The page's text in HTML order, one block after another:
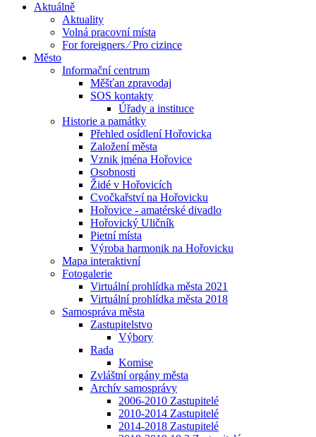
Aktuálně
Aktuality
Volná pracovní místa
For foreigners ⁄ Pro cizince
Město
Informační centrum
Měšťan zpravodaj
SOS kontakty
Úřady a instituce
Historie a památky
Přehled osídlení Hořovicka
Založení města
Vznik jména Hořovice
Osobnosti
Židé v Hořovicích
Cvočkařství na Hořovicku
Hořovice - amatérské divadlo
Hořovický Uličník
Pietní místa
Výroba harmonik na Hořovicku
Mapa interaktivní
Fotogalerie
Virtuální prohlídka města 2021
Virtuální prohlídka města 2018
Samospráva města
Zastupitelstvo
Výbory
Rada
Komise
Zvláštní orgány města
Archív samosprávy
2006-2010 Zastupitelé
2010-2014 Zastupitelé
2014-2018 Zastupitelé